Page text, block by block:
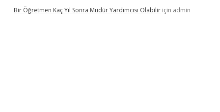
Bir Öğretmen Kaç Yıl Sonra Müdür Yardımcısı Olabilir için admin